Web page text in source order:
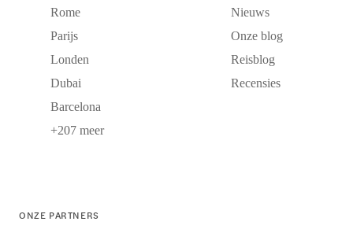
Rome
Parijs
Londen
Dubai
Barcelona
+207 meer
Nieuws
Onze blog
Reisblog
Recensies
ONZE PARTNERS